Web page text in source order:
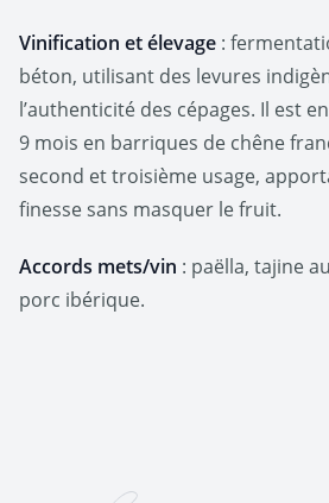
Vinification et élevage :
béton, utilisant des levures
l’authenticité des cépages. Il est
9 mois en barriques de chêne
second et troisième usage,
finesse sans masquer le fruit.
Accords mets/vin : paëlla, tajine
porc ibérique.